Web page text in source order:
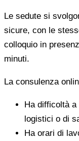
Le sedute si
sicure, con le
colloquio in
minuti.
La consulenza
Ha difficoltà
logistici o di
Ha orari di